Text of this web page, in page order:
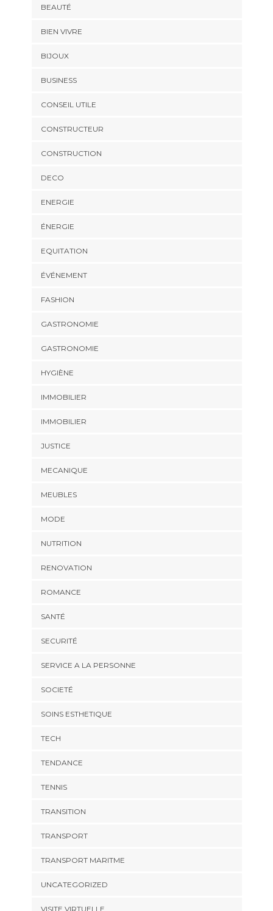
BEAUTÉ
BIEN VIVRE
BIJOUX
BUSINESS
CONSEIL UTILE
CONSTRUCTEUR
CONSTRUCTION
DECO
ENERGIE
ÉNERGIE
EQUITATION
ÉVÉNEMENT
FASHION
GASTRONOMIE
GASTRONOMIE
HYGIÈNE
IMMOBILIER
IMMOBILIER
JUSTICE
MECANIQUE
MEUBLES
MODE
NUTRITION
RENOVATION
ROMANCE
SANTÉ
SECURITÉ
SERVICE A LA PERSONNE
SOCIETÉ
SOINS ESTHETIQUE
TECH
TENDANCE
TENNIS
TRANSITION
TRANSPORT
TRANSPORT MARITME
UNCATEGORIZED
VISITE VIRTUELLE